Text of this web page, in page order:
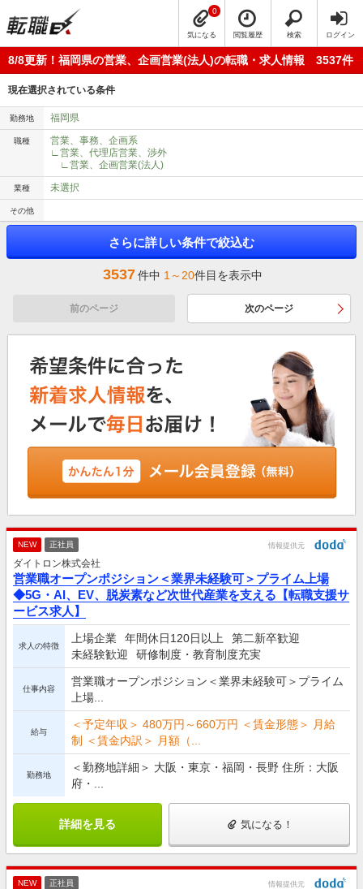
気になる
0
閲覧履歴 検索 ログイン
8/8更新！福岡県の営業、企画営業(法人)の転職・求人情報 3537件
現在選択されている条件
勤務地 福岡県
職種
営業、事務、企画系
∟営業、代理店営業、渉外
∟営業、企画営業(法人)
業種 未選択
その他
さらに詳しい条件で絞込む
3537件中 1～20件目を表示中
前のページ 次のページ
NEW 正社員 情報提供元
ダイトロン株式会社
営業職オープンポジション＜業界未経験可＞プライム上場
◆5G・AI、EV、脱炭素など次世代産業を支える【転職支援サ
ービス求人】
求人の特徴
上場企業 年間休日120日以上
第二新卒歓迎
未経験歓迎
研修制度・教育制度充実
仕事内容
営業職オープンポジション＜業界未経験可＞プライム
上場...
給与
＜予定年収＞ 480万円～660万円 ＜賃金形態＞ 月給
制 ＜賃金内訳＞ 月額（...
勤務地
＜勤務地詳細＞ 大阪・東京・福岡・長野 住所：大阪
府・...
詳細を見る 気になる！
NEW 正社員 情報提供元